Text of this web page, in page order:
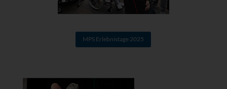
MPS Erlebnistage 2025